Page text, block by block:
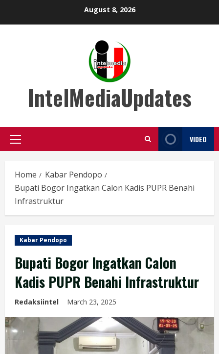
August 8, 2026
IntelMediaUpdates
Primary
VIDEO
Home
Kabar Pendopo
Bupati Bogor Ingatkan Calon Kadis PUPR Benahi
Infrastruktur
Kabar Pendopo
Bupati Bogor Ingatkan Calon
Kadis PUPR Benahi Infrastruktur
Redaksiintel March 23, 2025